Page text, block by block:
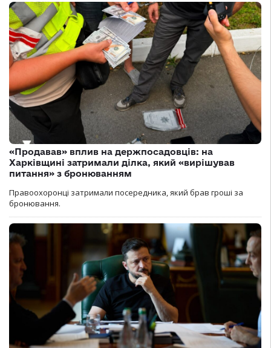
«Продавав» вплив на держпосадовців: на
Харківщині затримали ділка, який «вирішував
питання» з бронюванням
Правоохоронці затримали посередника, який брав гроші за
бронювання.